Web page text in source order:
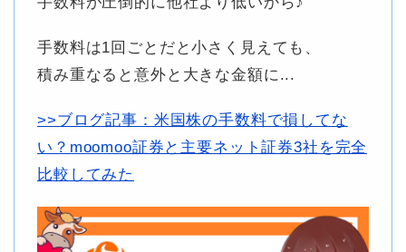
手数料は1回ごとだと小さく見えても、
積み重なると意外と大きな金額に...
>>ブログ記事：米国株の手数料で損してな
い？moomoo証券と主要ネット証券3社を完全
比較してみた